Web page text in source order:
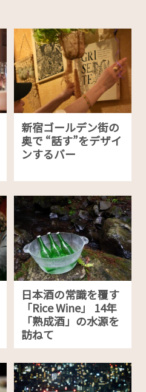
新宿ゴールデン街の
奥で “話す”をデザイ
ンするバー
日本酒の常識を覆す
「Rice Wine」 14年
「熟成酒」の水源を
訪ねて